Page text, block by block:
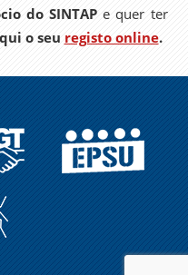
do SINTAPe quer ter
o seu registo online.
UGT EPSU
A
FORMIGA